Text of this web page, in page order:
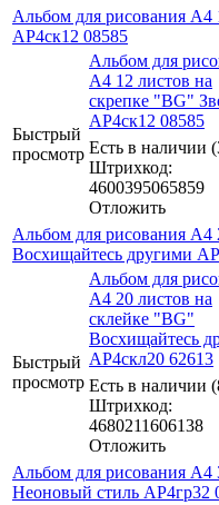
Альбом для рисования А4
АР4ск12 08585
Быстрый
просмотр
Альбом для
А4 12 листов на
скрепке "BG"
АР4ск12 08585
Есть в наличии
Штрихкод:
4600395065859
Отложить
Альбом для рисования А4
Восхищайтесь другими
Быстрый
просмотр
Альбом для
А4 20 листов на
склейке "BG"
Восхищайтесь
АР4скл20 62613
Есть в наличии
Штрихкод:
4680211606138
Отложить
Альбом для рисования А4
Неоновый стиль АР4гр32